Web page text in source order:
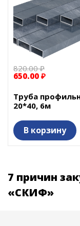
820.00 ₽
650.00 ₽
Труба
20*40, 6м
В корзину
7 причин
«СКИФ»